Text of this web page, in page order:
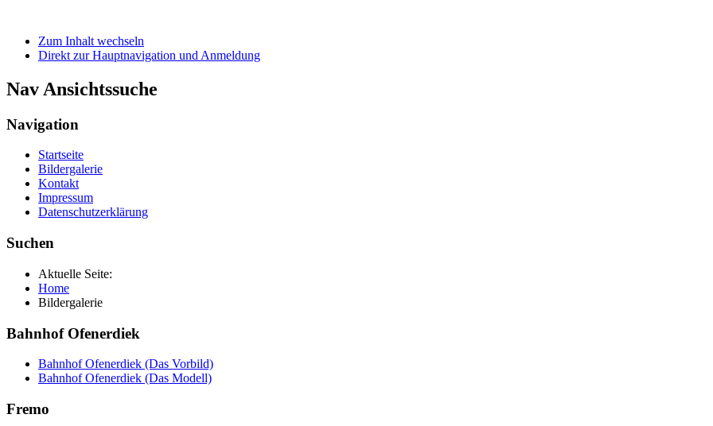
Zum Inhalt wechseln
Direkt zur Hauptnavigation und Anmeldung
Nav Ansichtssuche
Navigation
Startseite
Bildergalerie
Kontakt
Impressum
Datenschutzerklärung
Suchen
Aktuelle Seite:
Home
Bildergalerie
Bahnhof Ofenerdiek
Bahnhof Ofenerdiek (Das Vorbild)
Bahnhof Ofenerdiek (Das Modell)
Fremo